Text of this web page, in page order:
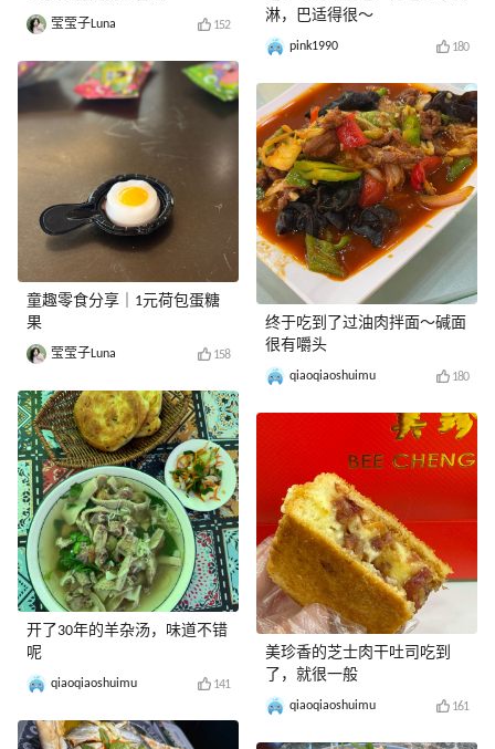
莹莹子Luna 152
童趣零食分享｜1元荷包蛋糖
果
莹莹子Luna 158
开了30年的羊杂汤，味道不错
呢
qiaoqiaoshuimu 141
淋，巴适得很～
pink1990 180
终于吃到了过油肉拌面～碱面
很有嚼头
qiaoqiaoshuimu 180
美珍香的芝士肉干吐司吃到
了，就很一般
qiaoqiaoshuimu 161